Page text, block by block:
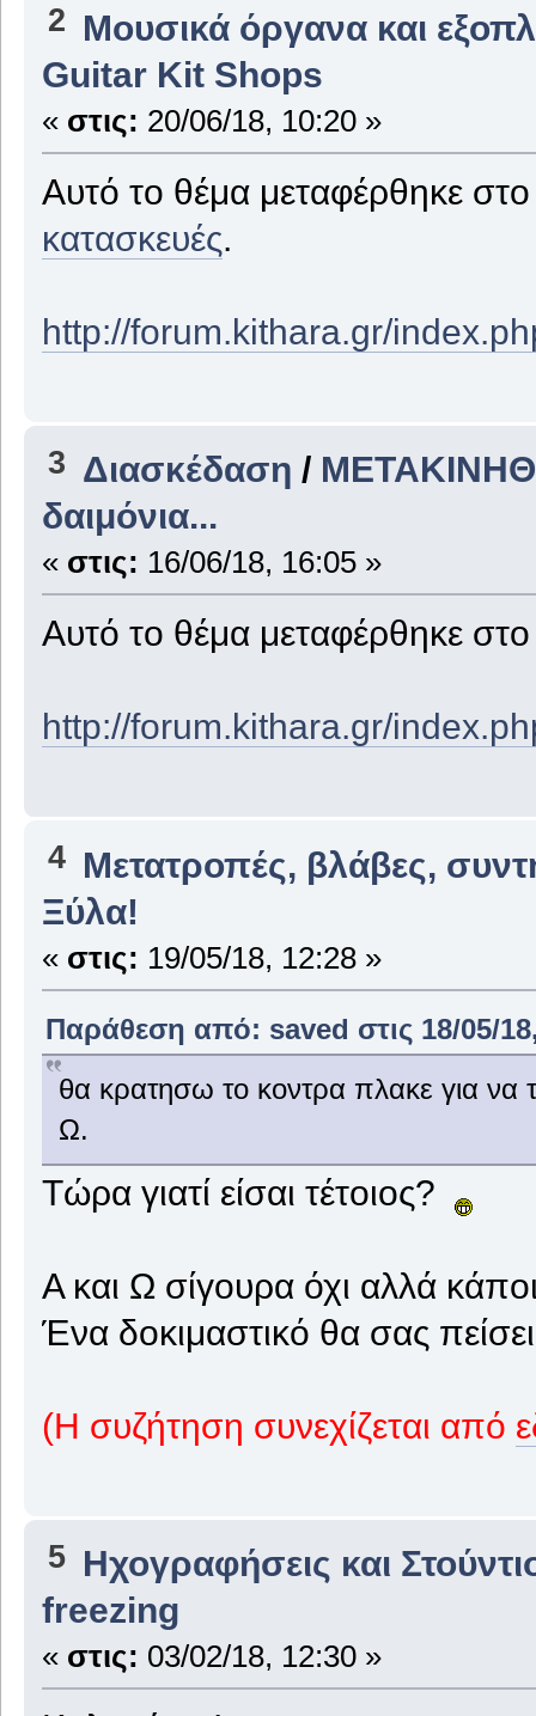
2 Μουσικά όργανα και
Guitar Kit Shops
« στις: 20/06/18, 10:20 »
Αυτό το θέμα μεταφέρθηκε
κατασκευές.
http://forum.kithara.gr/
3 Διασκέδαση /
δαιμόνια...
« στις: 16/06/18, 16:05 »
Αυτό το θέμα μεταφέρθηκε
http://forum.kithara.gr/
4 Μετατροπές, βλάβες,
Ξύλα!
« στις: 19/05/18, 12:28 »
Παράθεση από: saved στις 18/05/
θα κρατησω το κοντρα πλακε για να
Ω.
Τώρα γιατί είσαι τέτοιος?
Α και Ω σίγουρα όχι αλλά
Ένα δοκιμαστικό θα σας
(Η συζήτηση συνεχίζεται από
5 Ηχογραφήσεις και
freezing
« στις: 03/02/18, 12:30 »